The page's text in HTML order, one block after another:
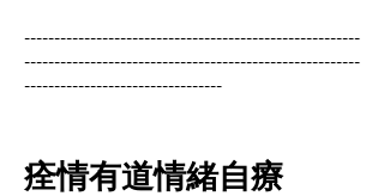
--------------------------------------------------------
--------------------------------------------------------
---------------------------------
痊情有道情緒自療